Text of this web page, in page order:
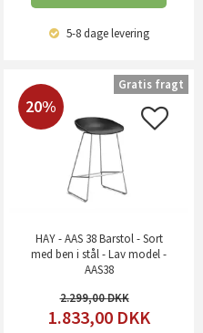
5-8 dagelevering
20%
HAY - AAS 38 Barstol - Sort
med ben i stål - Lav model -
AAS38
2.299,00
1.833,00 DKK
Gratis fragt